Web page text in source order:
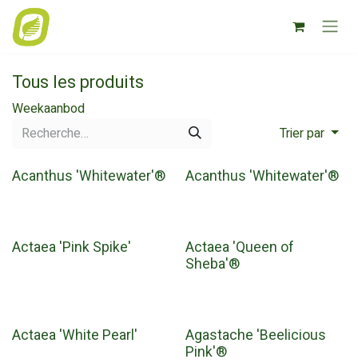
Se rendre au contenu
Tous les produits
Weekaanbod
Trier par
Acanthus 'Whitewater'® Acanthus 'Whitewater'®
Actaea 'Pink Spike'
Actaea 'Queen of
Sheba'®
Actaea 'White Pearl'
Agastache 'Beelicious
Pink'®